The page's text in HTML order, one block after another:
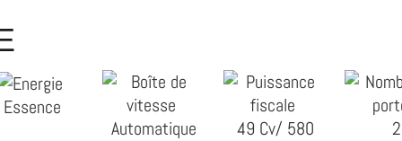
Essence
Automatique
49 Cv/ 580 2